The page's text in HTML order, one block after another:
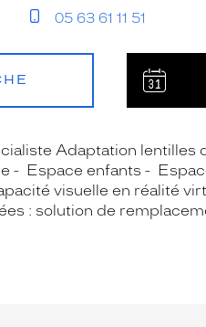
05 63 61 11 51
Adaptation lentilles
Espace enfants
visuelle en réalité
: solution de